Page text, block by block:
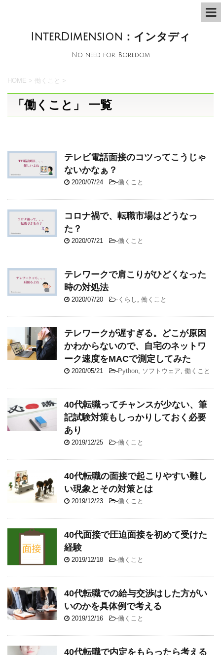
InterDimension：インタディ
No need for Boredom
HOME > 働くこと >
「働くこと」 一覧
テレビ電話面接のコツってこうじゃ
ないかなぁ？
2020/07/24 -働くこと
コロナ禍で、転職市場はどうなっ
た？
2020/07/21 -働くこと
テレワークで肩こりがひどくなった
時の対処法
2020/07/20 - くらし , 働くこと
テレワークが遅すぎる。どこが原因
かわからないので、自宅のネットワ
ーク速度をMACで測定してみた
2020/05/21 -Python, ソフトウェア, 働くこと
40代転職ってチャンスが少ない、筆
記試験対策もしっかりしておく必要
あり
2019/12/25 -働くこと
40代転職の面接で起こりやすい難し
い現象とその対策とは
2019/12/23 -働くこと
40代面接で圧迫面接を初めて受けた
経験
2019/12/18 -働くこと
40代転職での給与交渉はした方がい
いのかを具体例で考える
2019/12/16 -働くこと
40代転職で内定をもらったら考える